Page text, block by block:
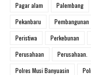
Pagar alam
Palembang
Pekanbaru
Pembangunan
Peristiwa
Perkebunan
Perusahaan
Perusahaan.
Polres Musi Banyuasin